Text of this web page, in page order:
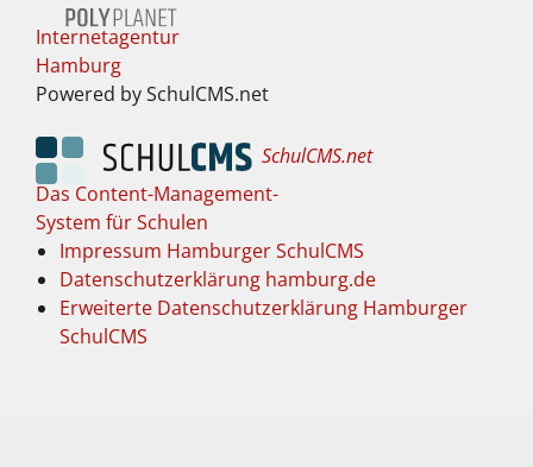
Internetagentur
Hamburg
Powered by SchulCMS.net
SchulCMS.net
Das Content-Management-
System für Schulen
Impressum Hamburger SchulCMS
Datenschutzerklärung hamburg.de
Erweiterte Datenschutzerklärung Hamburger
SchulCMS